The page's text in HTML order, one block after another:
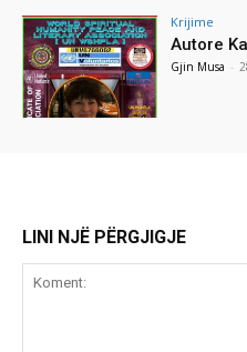
Krijime
Autore
Gjin Musa -
LINI NJË PËRGJIGJE